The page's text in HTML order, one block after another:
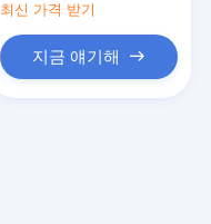
최신 가격 받기
지금 얘기해